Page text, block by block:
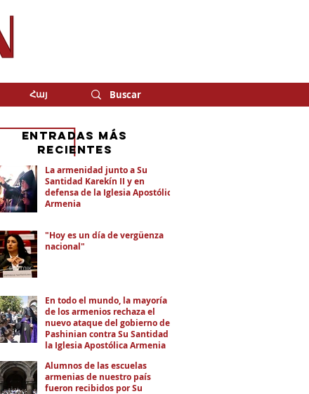
Հայ
La armenidad junto a Su
Santidad Karekín II y en
defensa de la Iglesia Apostólica
Armenia
"Hoy es un día de vergüenza
nacional"
En todo el mundo, la mayoría
de los armenios rechaza el
nuevo ataque del gobierno de
Pashinian contra Su Santidad y
la Iglesia Apostólica Armenia
Alumnos de las escuelas
armenias de nuestro país
fueron recibidos por Su
eNTRADAS MÁS
RECIENTES